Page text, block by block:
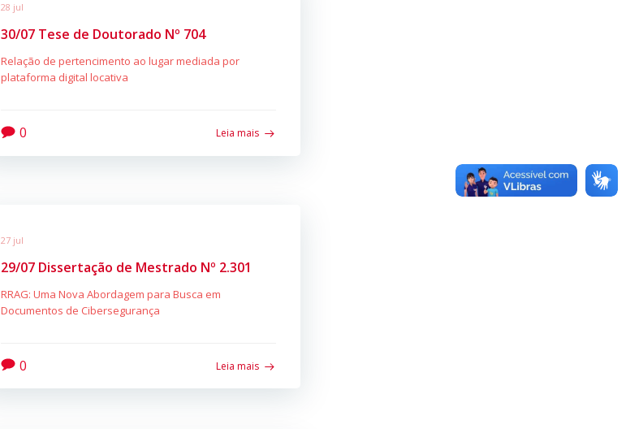
28 jul
30/07 Tese de Doutorado Nº 704
Relação de pertencimento ao lugar mediada por
plataforma digital locativa
0 Leia mais
27 jul
29/07 Dissertação de Mestrado Nº 2.301
RRAG: Uma Nova Abordagem para Busca em
Documentos de Cibersegurança
0 Leia mais